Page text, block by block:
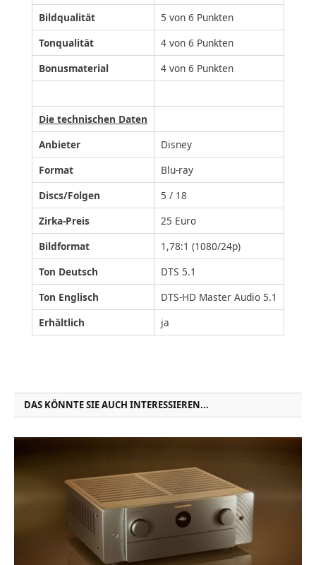
Bildqualität
5 von 6 Punkten
Tonqualität
4 von 6 Punkten
Bonusmaterial
4 von 6 Punkten
Die technischen Daten
Anbieter
Disney
Format
Blu-ray
Discs/Folgen
5 / 18
Zirka-Preis
25 Euro
Bildformat
1,78:1 (1080/24p)
Ton Deutsch
DTS 5.1
Ton Englisch
DTS-HD Master Audio 5.1
Erhältlich
ja
DAS KÖNNTE SIE AUCH INTERESSIEREN...